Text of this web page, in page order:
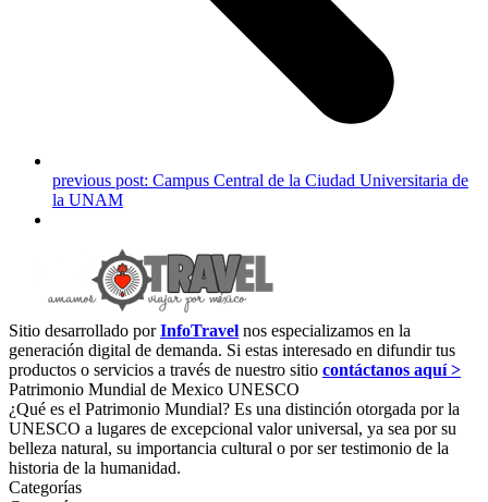
previous post: Campus Central de la Ciudad Universitaria de
la UNAM
Sitio desarrollado porInfoTravel nos especializamos en la
generación digital de demanda. Si estas interesado en difundir tus
productos o servicios a través de nuestro sitio contáctanos aquí >
Patrimonio Mundial de Mexico UNESCO
¿Qué es el Patrimonio Mundial? Es una distinción otorgada por la
UNESCO a lugares de excepcional valor universal, ya sea por su
belleza natural, su importancia cultural o por ser testimonio de la
historia de la humanidad.
Categorías